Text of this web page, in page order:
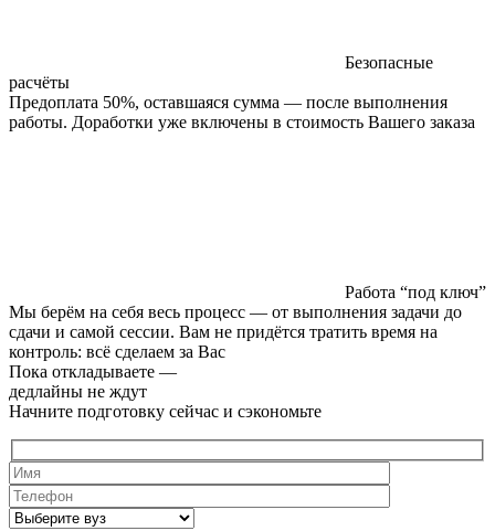
Безопасные
расчёты
Предоплата 50%, оставшаяся сумма — после выполнения
работы. Доработки уже включены в стоимость Вашего заказа
Работа “под ключ”
Мы берём на себя весь процесс — от выполнения задачи до
сдачи и самой сессии. Вам не придётся тратить время на
контроль: всё сделаем за Вас
Пока откладываете —
дедлайны не ждут
Начните подготовку сейчас и сэкономьте